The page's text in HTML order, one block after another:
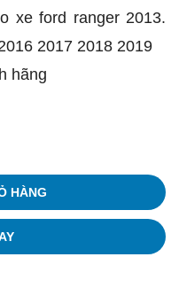
xe ford ranger 2013.
2017 2018 2019
hãng
HÀNG